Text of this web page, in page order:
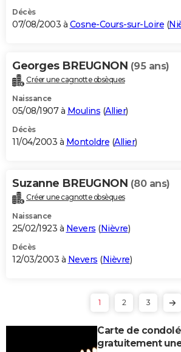
Décès
07/08/2003 à Cosne-Cours-sur-Loire (
Georges BREUGNON (95 ans)
Créer une cagnotte obsèques
Naissance
05/08/1907 à Moulins (Allier)
Décès
11/04/2003 à Montoldre (Allier)
Suzanne BREUGNON (80 ans)
Créer une cagnotte obsèques
Naissance
25/02/1923 à Nevers (Nièvre)
Décès
12/03/2003 à Nevers (Nièvre)
1 2 3
Carte de
gratuitement